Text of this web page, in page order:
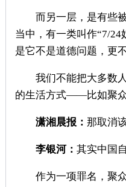
而另一层，是有些被
当中，有一类叫作“7/
是它不是道德问题，更
我们不能把大多数人
的生活方式——比如聚众
潇湘晨报： 那取消
李银河： 其实中国
作为一项罪名，聚众